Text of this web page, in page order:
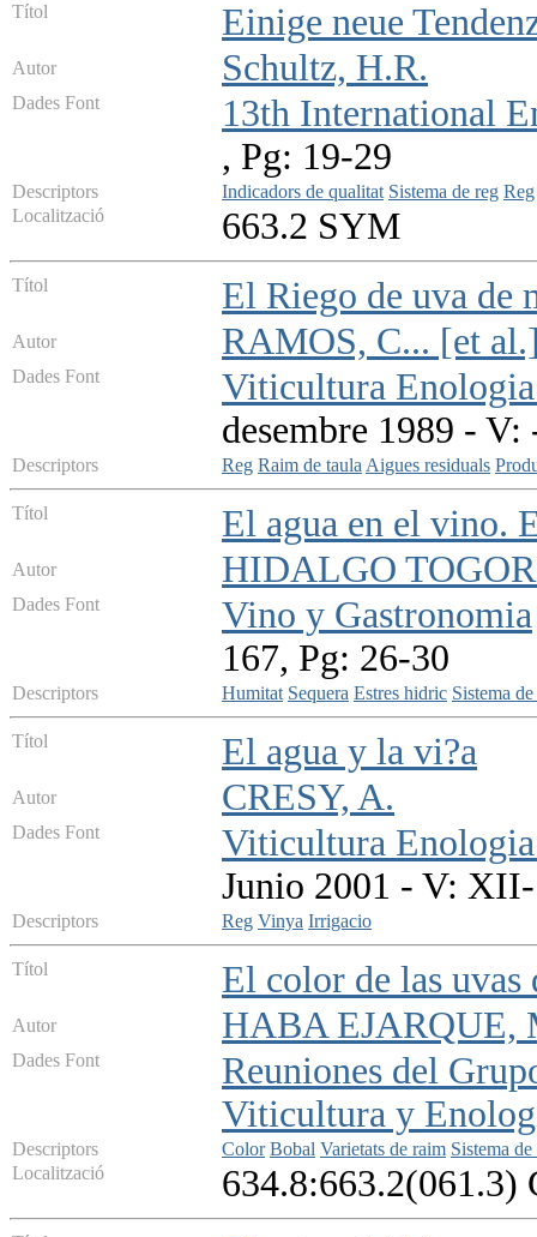
Títol Einige neue
Autor Schultz, H.R.
Dades Font
13th International
, Pg: 19-29
Descriptors Indicadors de qualitat Sistema de reg Reg
Localització
663.2 SYM
Títol El Riego de uva de
Autor RAMOS, C... [et
Dades Font
Viticultura
desembre 1989 -
Descriptors Reg Raim de taulaAigues residuals
Títol El agua en el vino.
Autor HIDALGO
Dades Font Vino y Gastronomia
167, Pg: 26-30
Descriptors Humitat Sequera Estres hidric Sistema
Títol El agua y la vi?a
Autor CRESY, A.
Dades Font
Viticultura
Junio 2001 - V:
Descriptors Reg Vinya Irrigacio
Títol El color de las uvas
Autor HABA EJARQUE,
Dades Font
Reuniones del
Viticultura y
Descriptors Color Bobal Varietats de raim Sistema de
Localització
634.8:663.2(061.3)